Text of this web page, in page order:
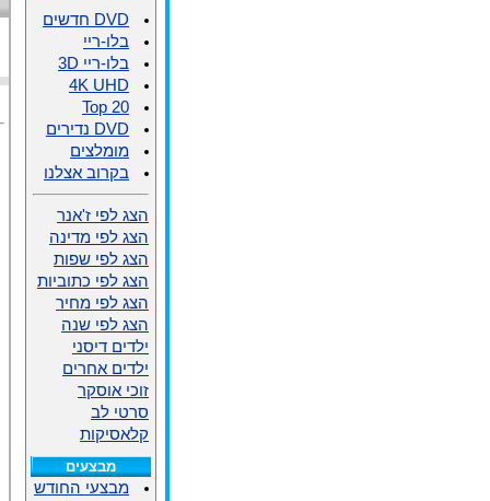
DVD חדשים
בלו-ריי
בלו-ריי 3D
4K UHD
Top 20
DVD נדירים
מומלצים
בקרוב אצלנו
הצג לפי ז'אנר
הצג לפי מדינה
הצג לפי שפות
הצג לפי כתוביות
הצג לפי מחיר
הצג לפי שנה
ילדים דיסני
ילדים אחרים
זוכי אוסקר
סרטי לב
קלאסיקות
מבצעים
מבצעי החודש